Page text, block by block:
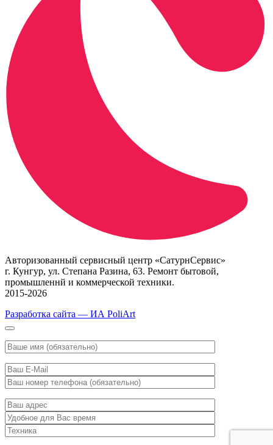
Авторизованный сервисный центр «СатурнСервис»
г. Кунгур, ул. Степана Разина, 63. Ремонт бытовой,
промышленнй и коммерческой техники.
2015-2026
Разработка сайта — ИА PoliArt